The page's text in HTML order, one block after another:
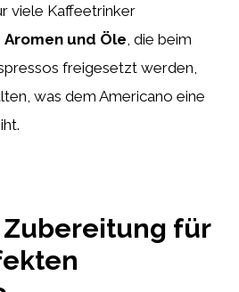
viele Kaffeetrinker
Aromen und Öle , die beim
freigesetzt werden,
was dem Americano eine
für